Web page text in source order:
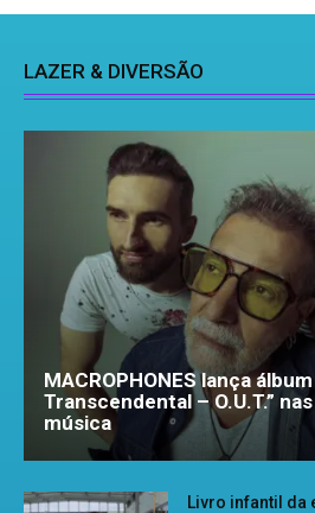
LAZER & DIVERSÃO
MACROPHONES lança
Transcendental – O.U.T.”
música
Livro infantil da